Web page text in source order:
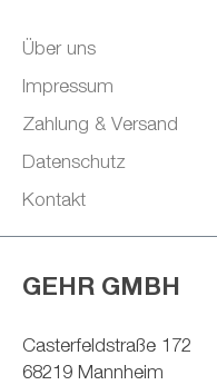
Über uns
Impressum
Zahlung & Versand
Datenschutz
Kontakt
GEHR GMBH
Casterfeldstraße 172
68219 Mannheim